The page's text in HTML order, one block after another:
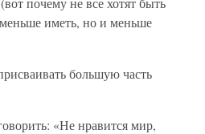
иметь, но и меньше
большую часть
«Не нравится мир,